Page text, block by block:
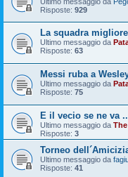
Risposte: 929
La squadra
Ultimo messaggio da
Risposte: 63
Messi ruba a
Ultimo messaggio da
Risposte: 75
E il vecio se ne va
Ultimo messaggio da
Risposte: 3
Torneo
Ultimo messaggio da
Risposte: 41